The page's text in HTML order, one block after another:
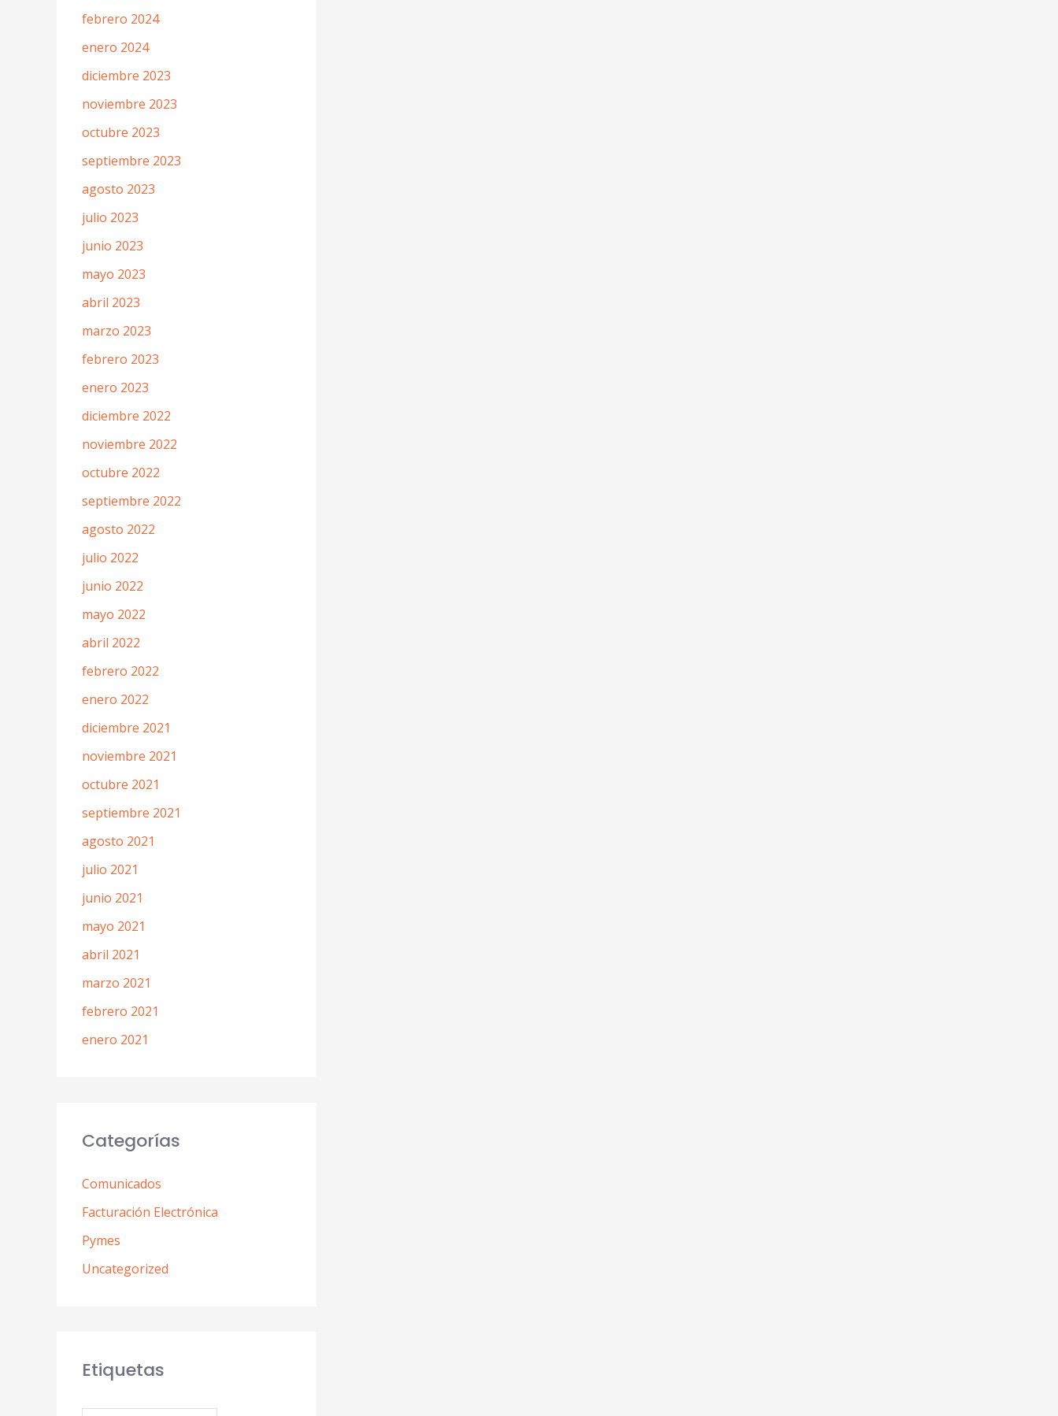
febrero 2024
enero 2024
diciembre 2023
noviembre 2023
octubre 2023
septiembre 2023
agosto 2023
julio 2023
junio 2023
mayo 2023
abril 2023
marzo 2023
febrero 2023
enero 2023
diciembre 2022
noviembre 2022
octubre 2022
septiembre 2022
agosto 2022
julio 2022
junio 2022
mayo 2022
abril 2022
febrero 2022
enero 2022
diciembre 2021
noviembre 2021
octubre 2021
septiembre 2021
agosto 2021
julio 2021
junio 2021
mayo 2021
abril 2021
marzo 2021
febrero 2021
enero 2021
Categorías
Comunicados
Facturación Electrónica
Pymes
Uncategorized
Etiquetas